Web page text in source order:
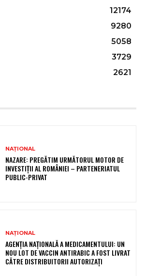
12174
9280
5058
3729
2621
NAȚIONAL
NAZARE: PREGĂTIM URMĂTORUL MOTOR DE
INVESTIȚII AL ROMÂNIEI – PARTENERIATUL
PUBLIC-PRIVAT
NAȚIONAL
AGENȚIA NAȚIONALĂ A MEDICAMENTULUI: UN
NOU LOT DE VACCIN ANTIRABIC A FOST LIVRAT
CĂTRE DISTRIBUITORII AUTORIZAȚI